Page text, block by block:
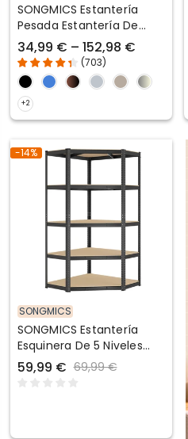
SONGMICS Estantería
Pesada Estantería De
Acero Montaje Sin
Herramientas
34,99 € – 152,98 €
(703)
-14%
SONGMICS
SONGMICS Estantería
Esquinera De 5 Niveles
Plata Pálido Y Beige
Natural
59,99 € 69,99 €